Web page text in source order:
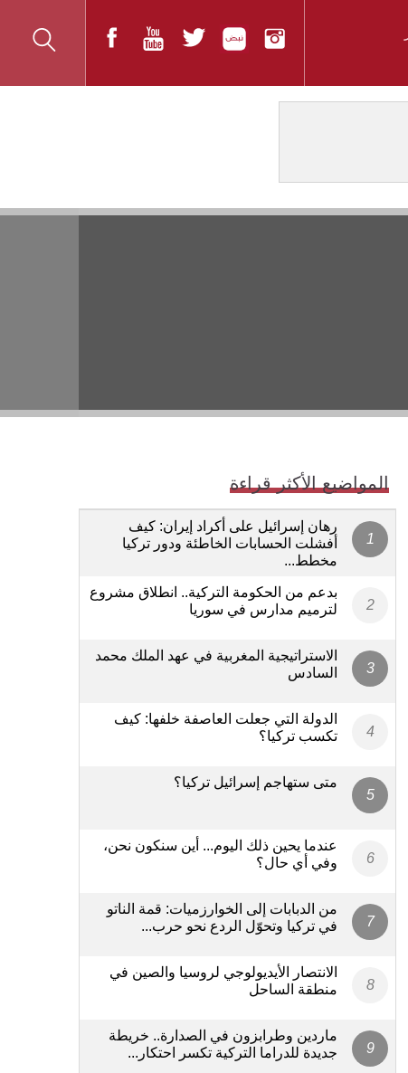
المواضيع الأكثر قراءة
رهان إسرائيل على أكراد إيران: كيف
أفشلت الحسابات الخاطئة ودور تركيا
مخطط...
بدعم من الحكومة التركية.. انطلاق مشروع
لترميم مدارس في سوريا
الاستراتيجية المغربية في عهد الملك محمد
السادس
الدولة التي جعلت العاصفة خلفها: كيف
تكسب تركيا؟
متى ستهاجم إسرائيل تركيا؟
عندما يحين ذلك اليوم... أين سنكون نحن،
وفي أي حال؟
من الدبابات إلى الخوارزميات: قمة الناتو
في تركيا وتحوّل الردع نحو حرب...
الانتصار الأيديولوجي لروسيا والصين في
منطقة الساحل
ماردين وطرابزون في الصدارة.. خريطة
جديدة للدراما التركية تكسر احتكار...